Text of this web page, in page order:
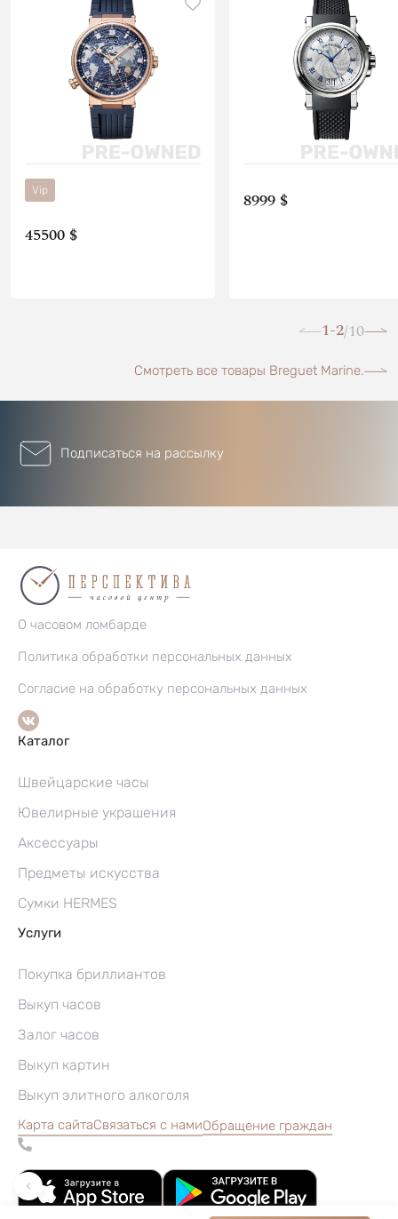
Vip
45500 $
8999 $
1-2/10
Смотреть все товары Breguet Marine.
Подписаться на рассылку
О часовом ломбарде
Политика обработки персональных данных
Согласие на обработку персональных данных
Каталог
Швейцарские часы
Ювелирные украшения
Аксессуары
Предметы искусства
Сумки HERMES
Услуги
Покупка бриллиантов
Выкуп часов
Залог часов
Выкуп картин
Выкуп элитного алкоголя
Карта сайтаСвязаться с намиОбращение граждан